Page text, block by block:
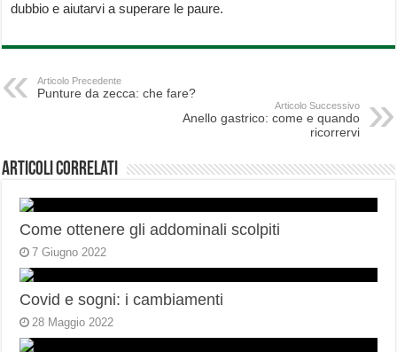
dubbio e aiutarvi a superare le paure.
Articolo Precedente
Punture da zecca: che fare?
Articolo Successivo
Anello gastrico: come e quando
ricorrervi
Articoli correlati
Come ottenere gli addominali scolpiti
7 Giugno 2022
Covid e sogni: i cambiamenti
28 Maggio 2022